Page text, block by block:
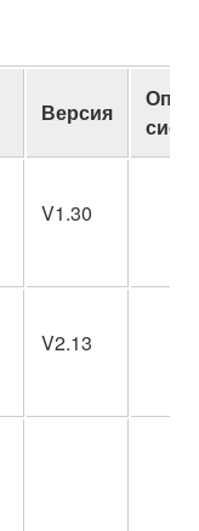
Версия
V1.30
V2.13